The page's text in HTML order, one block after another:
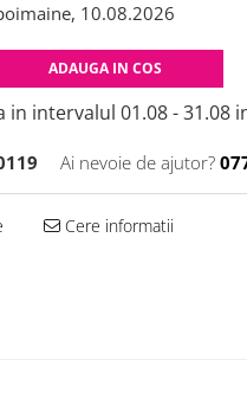
10.08.2026
ADAUGA IN COS
in intervalul 01.08 - 31.08
Ai nevoie de ajutor?
Cere informatii